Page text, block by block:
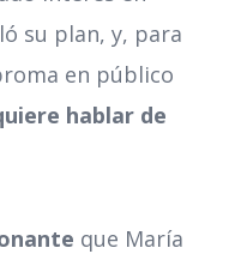
su plan, y, para
en público
hablar de
que María